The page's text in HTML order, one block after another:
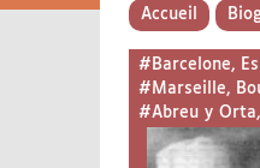
Accueil
#Barcelone,
#Marseille,
#Abreu y